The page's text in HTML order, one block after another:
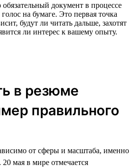
документ в процессе
на бумаге. Это первая точка
будут ли читать дальше, захотят
ли интерес к вашему опыту.
в резюме
правильного
от сферы и масштаба, именно
мая в мире отмечается